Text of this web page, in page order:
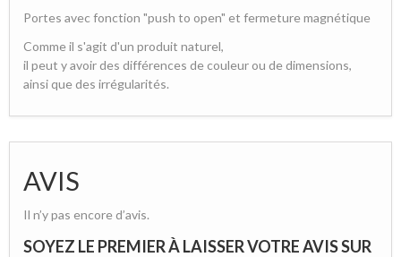
Portes avec fonction "push to open" et fermeture magnétique
Comme il s'agit d'un produit naturel,
il peut y avoir des différences de couleur ou de dimensions,
ainsi que des irrégularités.
AVIS
Il n’y pas encore d’avis.
SOYEZ LE PREMIER À LAISSER VOTRE AVIS SUR